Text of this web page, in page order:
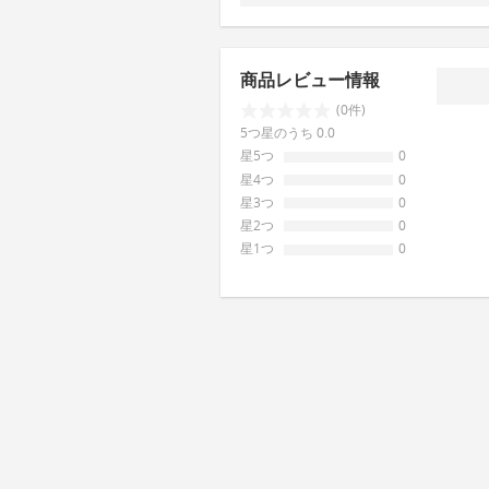
商品レビュー情報
(0件)
5つ星のうち 0.0
星5つ
0
星4つ
0
星3つ
0
星2つ
0
星1つ
0